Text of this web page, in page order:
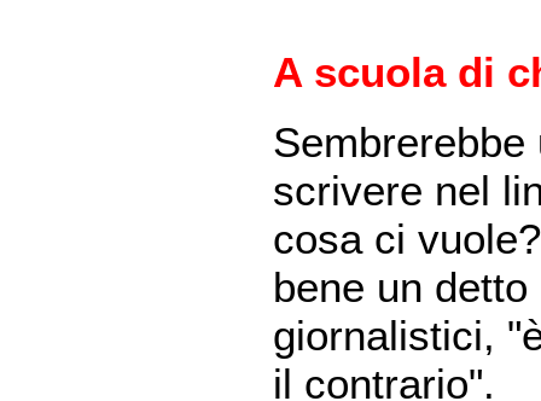
A scuola di
scrivere nel
cosa ci
bene un
giornalistici,
il contrario".